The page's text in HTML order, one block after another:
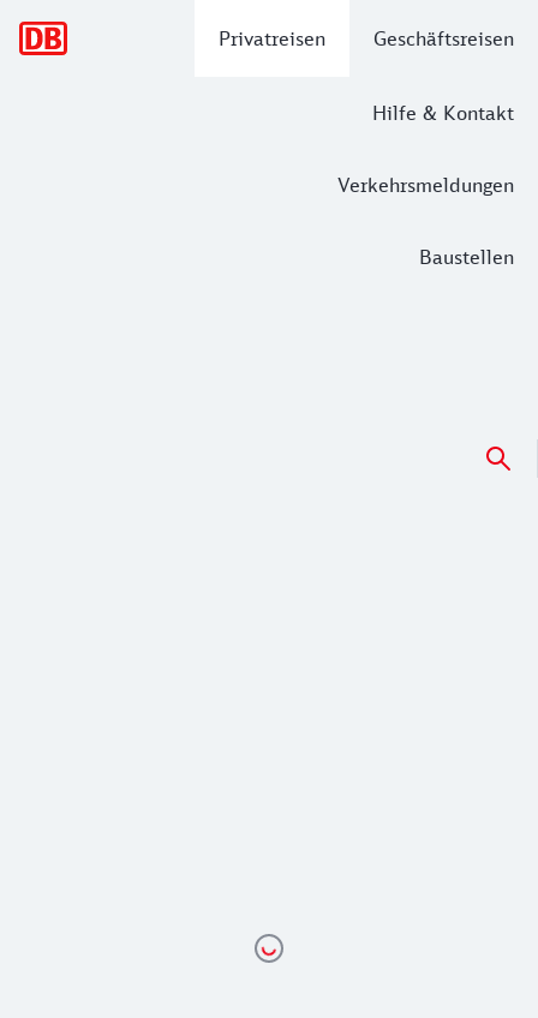
Privatreisen Geschäftsreisen
Hilfe & Kontakt
Verkehrsmeldungen
Baustellen